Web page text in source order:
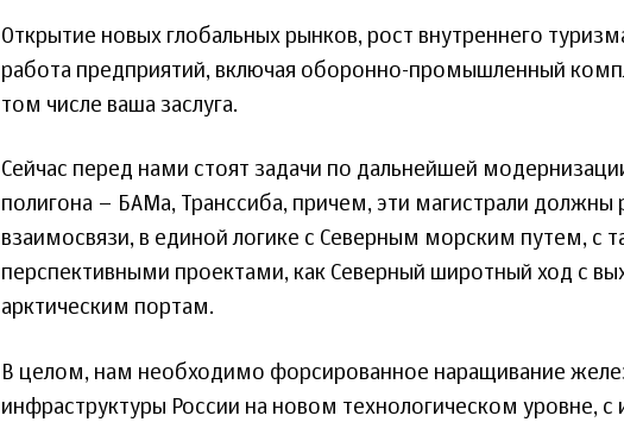
Открытие новых глобальных рынков, рост внутреннего
работа предприятий, включая оборонно-промышленный
том числе ваша заслуга.
Сейчас перед нами стоят задачи по дальнейшей
полигона – БАМа, Транссиба, причем, эти магистрали должны
взаимосвязи, в единой логике с Северным морским путем, с
перспективными проектами, как Северный широтный ход с
арктическим портам.
В целом, нам необходимо форсированное наращивание
инфраструктуры России на новом технологическом уровне, с